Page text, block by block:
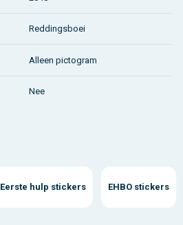
Reddingsboei
Alleen pictogram
Nee
Eerste hulp stickers EHBO stickers